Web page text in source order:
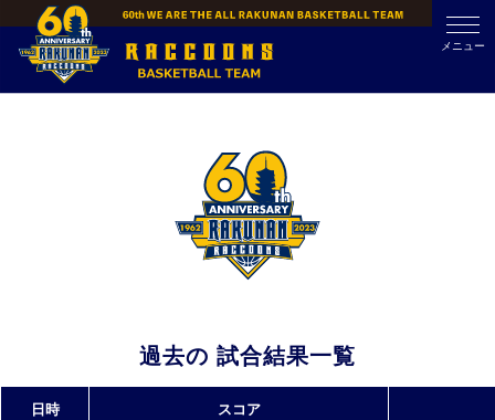
content
メニュー
過去の 試合結果一覧
日時 スコア